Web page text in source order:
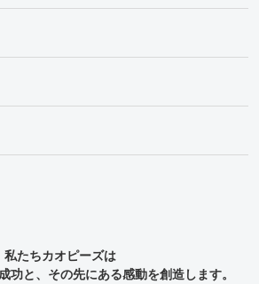
私たちカオピーズは
功と、その先にある感動を創造します。